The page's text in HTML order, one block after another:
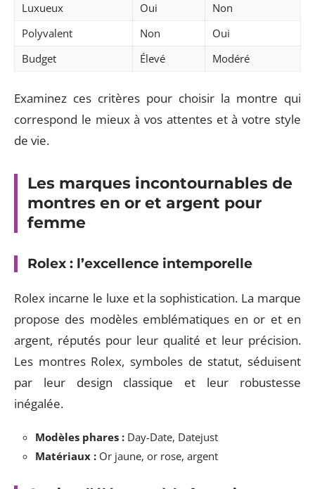
Luxueux
Oui
Non
Polyvalent
Non
Oui
Budget
Élevé Modéré
Examinez ces critères pour choisir la montre qui
correspond le mieux à vos attentes et à votre style
de vie.
Les marques incontournables de
montres en or et argent pour
femme
Rolex : l’excellence intemporelle
Rolex incarne le luxe et la sophistication. La marque
propose des modèles emblématiques en or et en
argent, réputés pour leur qualité et leur précision.
Les montres Rolex, symboles de statut, séduisent
par leur design classique et leur robustesse
inégalée.
Modèles phares : Day-Date, Datejust
Matériaux : Or jaune, or rose, argent